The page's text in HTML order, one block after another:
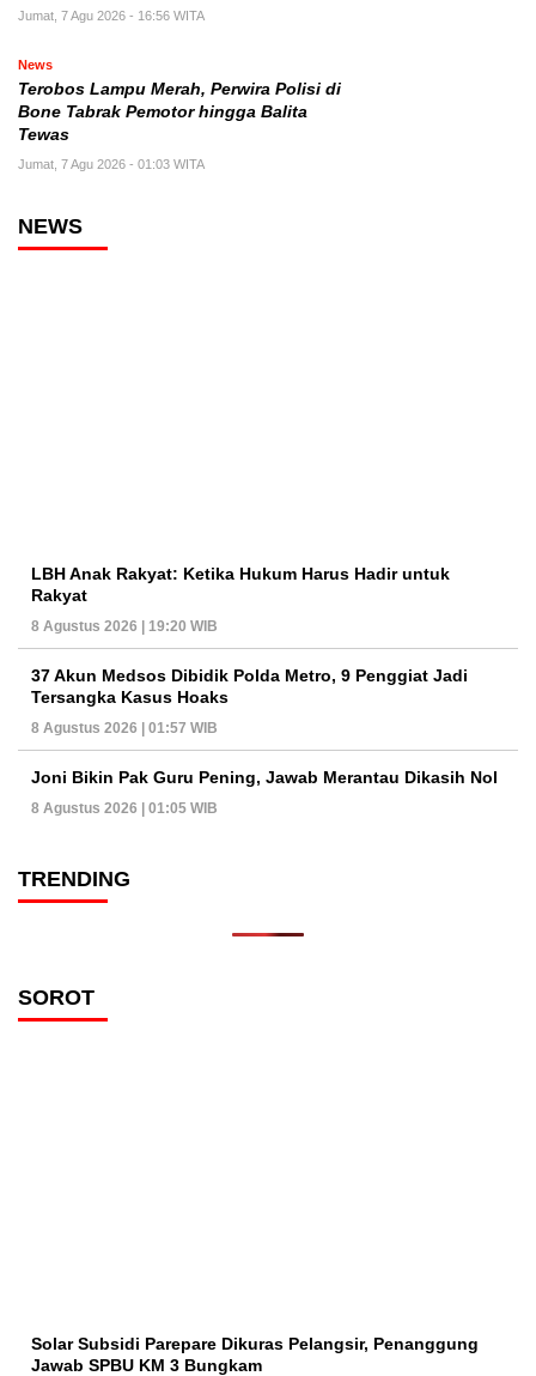
Jumat, 7 Agu 2026 - 16:56 WITA
News
Terobos Lampu Merah, Perwira Polisi di
Bone Tabrak Pemotor hingga Balita
Tewas
Jumat, 7 Agu 2026 - 01:03 WITA
NEWS
LBH Anak Rakyat: Ketika Hukum Harus Hadir untuk
Rakyat
8 Agustus 2026 | 19:20 WIB
37 Akun Medsos Dibidik Polda Metro, 9 Penggiat Jadi
Tersangka Kasus Hoaks
8 Agustus 2026 | 01:57 WIB
Joni Bikin Pak Guru Pening, Jawab Merantau Dikasih Nol
8 Agustus 2026 | 01:05 WIB
TRENDING
SOROT
Solar Subsidi Parepare Dikuras Pelangsir, Penanggung
Jawab SPBU KM 3 Bungkam